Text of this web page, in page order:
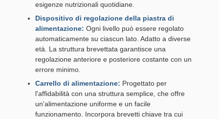
esigenze nutrizionali quotidiane.
Dispositivo di regolazione della piastra di
alimentazione: Ogni livello può essere regolato
automaticamente su ciascun lato. Adatto a diverse
età. La struttura brevettata garantisce una
regolazione anteriore e posteriore costante con un
errore minimo.
Carrello di alimentazione: Progettato per
l'affidabilità con una struttura semplice, che offre
un'alimentazione uniforme e un facile
funzionamento. Incorpora brevetti chiave tra cui